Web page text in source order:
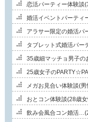
恋活パーティー体験談
婚活イベントパーティ
アラサー限定の婚活パ
タブレット式婚活パー
35歳細マッチョ男子の
25歳女子の
メガお見合い体験談(男
おとコン体験談(28歳
飲み会風合コン婚活